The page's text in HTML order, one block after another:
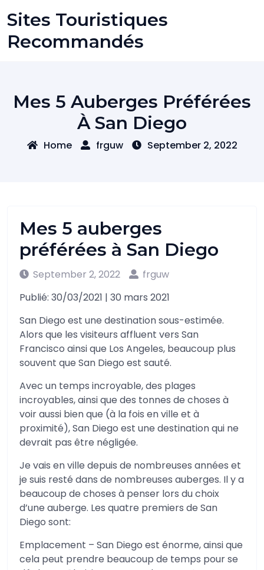
to
content
Sites Touristiques
Recommandés
Mes 5 Auberges Préférées
À San Diego
Home frguw September 2, 2022
Mes 5 auberges
préférées à San Diego
September 2, 2022
frguw
Publié: 30/03/2021 | 30 mars 2021
San Diego est une destination sous-estimée.
Alors que les visiteurs affluent vers San
Francisco ainsi que Los Angeles, beaucoup plus
souvent que San Diego est sauté.
Avec un temps incroyable, des plages
incroyables, ainsi que des tonnes de choses à
voir aussi bien que (à la fois en ville et à
proximité), San Diego est une destination qui ne
devrait pas être négligée.
Je vais en ville depuis de nombreuses années et
je suis resté dans de nombreuses auberges. Il y a
beaucoup de choses à penser lors du choix
d’une auberge. Les quatre premiers de San
Diego sont:
Emplacement – San Diego est énorme, ainsi que
cela peut prendre beaucoup de temps pour se